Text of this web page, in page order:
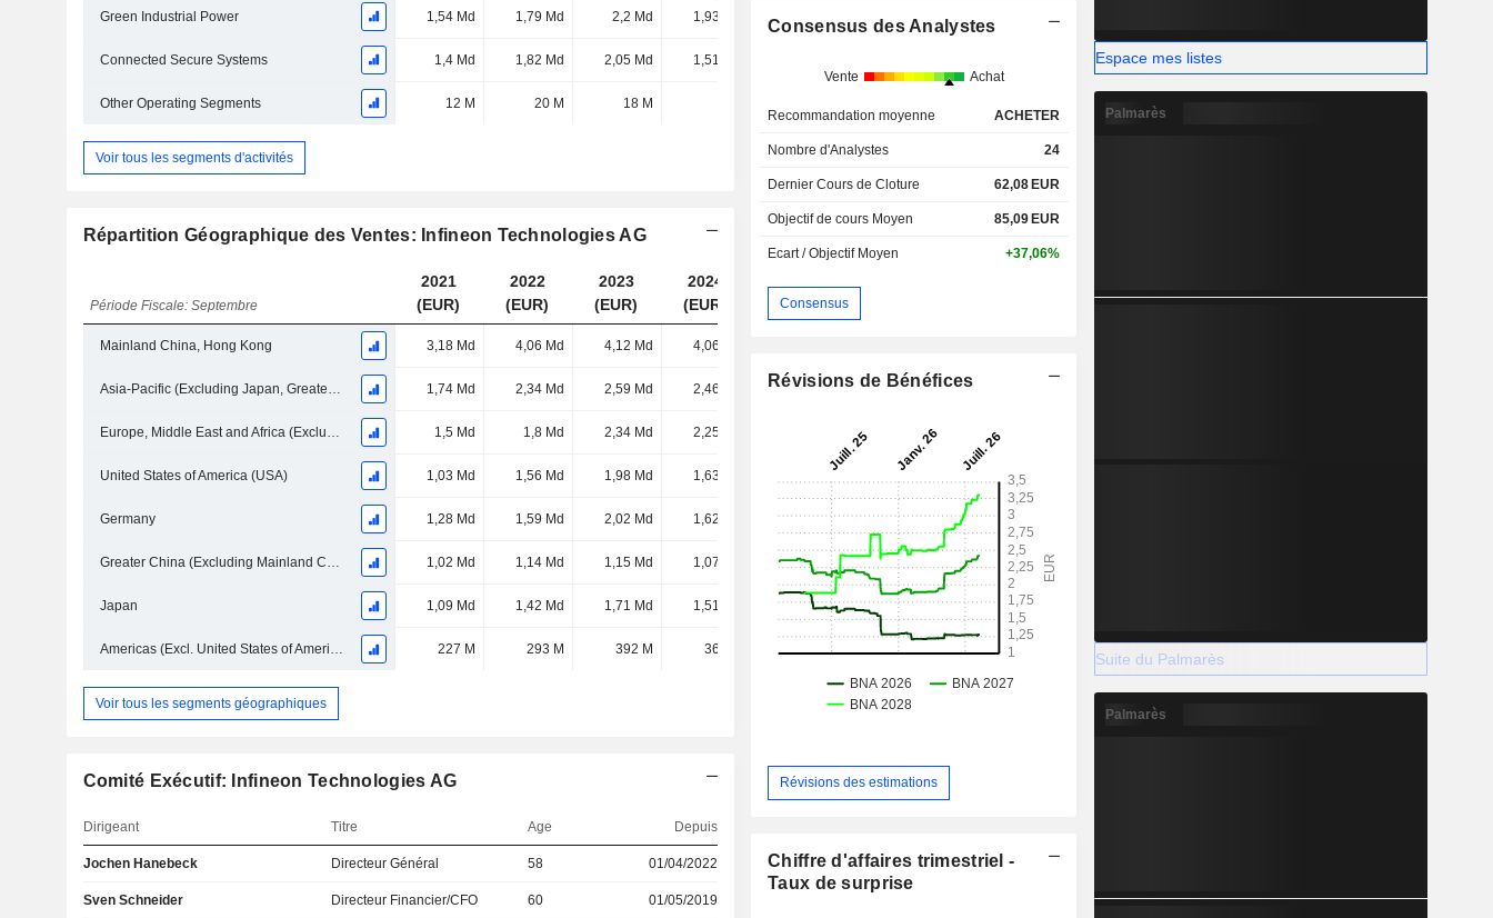
Green Industrial Power 1,54 Md 1,79 Md 2,2 Md 1,93 Md
Connected Secure Systems 1,4 Md 1,82 Md 2,05 Md 1,51 Md
Other Operating Segments 12 M 20 M 18 M
Voir tous les segments d'activités
Répartition Géographique des Ventes: Infineon Technologies AG
Période Fiscale: Septembre
2021
(EUR)
2022
(EUR)
2023
(EUR)
2024
(EUR)
(EUR)
Mainland China, Hong Kong 3,18 Md 4,06 Md 4,12 Md 4,06 Md
Asia-Pacific (Excluding Japan, Greater China) 1,74 Md 2,34 Md 2,59 Md 2,46 Md 2,45 Md
Europe, Middle East and Africa (Excluding Germany) 1,5 Md 1,8 Md 2,34 Md 2,25 Md
United States of America (USA) 1,03 Md 1,56 Md 1,98 Md 1,63 Md
Germany 1,28 Md 1,59 Md 2,02 Md 1,62 Md 1,44 Md
Greater China (Excluding Mainland China, Hong Kong) 1,02 Md 1,14 Md 1,15 Md 1,07 Md 1,37 Md
Japan 1,09 Md 1,42 Md 1,71 Md 1,51 Md 1,31 Md
Americas (Excl. United States of America) 227 M 293 M 392 M 365 M 328 M
Voir tous les segments géographiques
Comité Exécutif: Infineon Technologies AG
Dirigeant Titre Age Depuis
Jochen Hanebeck Directeur Général 58 01/04/2022
Sven Schneider Directeur Financier/CFO 60 01/05/2019
Consensus des Analystes
Vente Achat
Recommandation moyenne ACHETER
Nombre d'Analystes 24
Dernier Cours de Cloture 62,08 EUR
Objectif de cours Moyen 85,09 EUR
Ecart / Objectif Moyen +37,06%
Consensus
Révisions de Bénéfices
Révisions des estimations
Chiffre d'affaires trimestriel -
Taux de surprise
Espace mes listes
Palmarès
Suite du Palmarès
Palmarès